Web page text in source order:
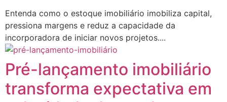
Entenda como o estoque imobiliário imobiliza capital,
pressiona margens e reduz a capacidade da
incorporadora de iniciar novos projetos....
Pré-lançamento imobiliário
transforma expectativa em